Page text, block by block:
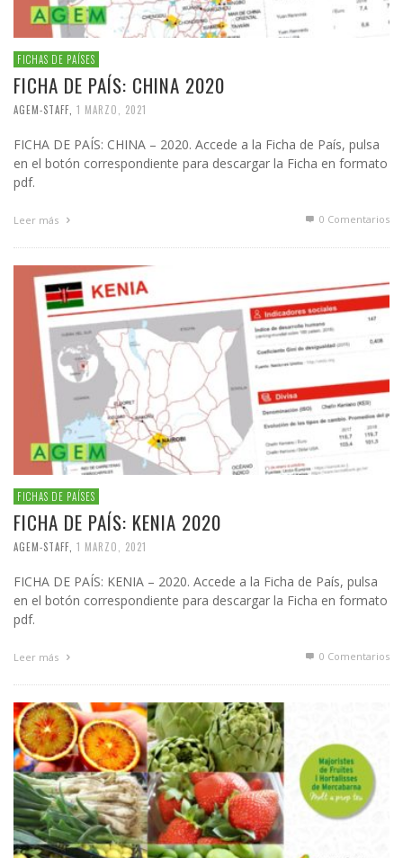
FICHAS DE PAÍSES
FICHA DE PAÍS: CHINA 2020
AGEM-STAFF 1 MARZO, 2021
FICHA DE PAÍS: CHINA – 2020. Accede a la Ficha de País, pulsa
en el botón correspondiente para descargar la Ficha en formato
pdf.
Leer más 0 Comentarios
FICHAS DE PAÍSES
FICHA DE PAÍS: KENIA 2020
AGEM-STAFF 1 MARZO, 2021
FICHA DE PAÍS: KENIA – 2020. Accede a la Ficha de País, pulsa
en el botón correspondiente para descargar la Ficha en formato
pdf.
Leer más 0 Comentarios